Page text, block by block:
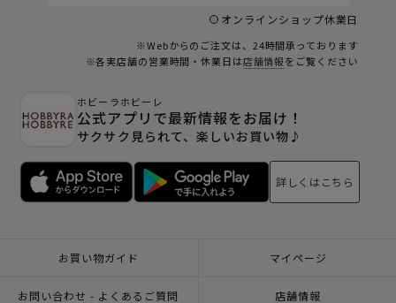
オンラインショップ休業日
※Webからのご注文は、24時間承っております
※各実店舗の営業時間・休業日は店舗情報をご覧ください
ホビーラホビーレ
公式アプリで最新情報をお届け！
サクサク見られて、楽しいお買い物♪
詳しくはこちら
お買い物ガイド マイページ
お問い合わせ - よくあるご質問 店舗情報